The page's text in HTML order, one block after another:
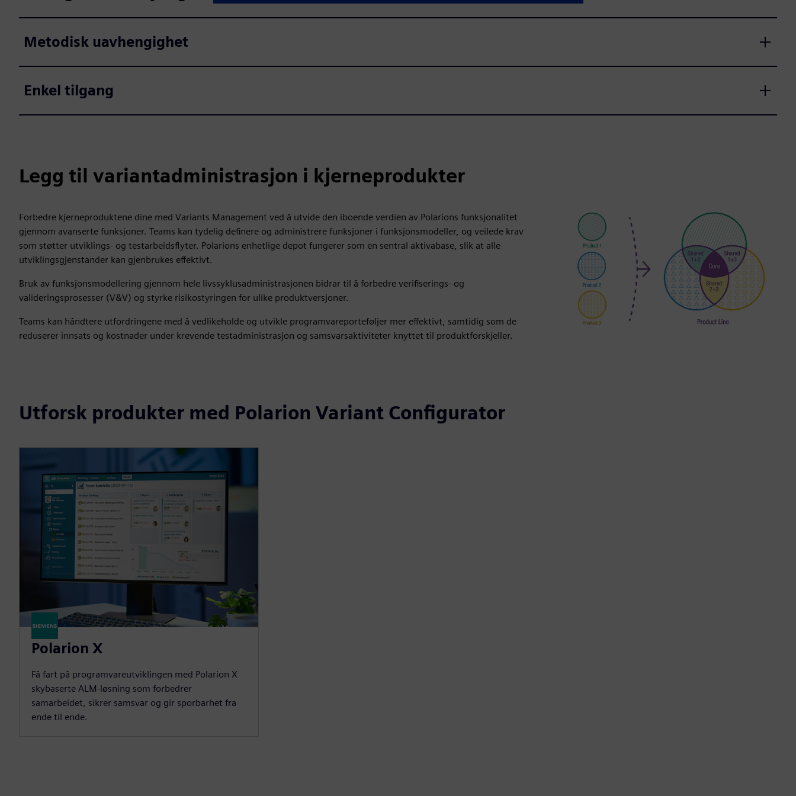
Metodisk uavhengighet
Enkel tilgang
Legg til variantadministrasjon i kjerneprodukter
Forbedre kjerneproduktene dine med Variants Management ved å utvide den iboende verdien av Polarions funksjonalitet
gjennom avanserte funksjoner. Teams kan tydelig definere og administrere funksjoner i funksjonsmodeller, og veilede krav
som støtter utviklings- og testarbeidsflyter. Polarions enhetlige depot fungerer som en sentral aktivabase, slik at alle
utviklingsgjenstander kan gjenbrukes effektivt.
Bruk av funksjonsmodellering gjennom hele livssyklusadministrasjonen bidrar til å forbedre verifiserings- og
valideringsprosesser (V&V) og styrke risikostyringen for ulike produktversjoner.
Teams kan håndtere utfordringene med å vedlikeholde og utvikle programvareporteføljer mer effektivt, samtidig som de
reduserer innsats og kostnader under krevende testadministrasjon og samsvarsaktiviteter knyttet til produktforskjeller.
Utforsk produkter med Polarion Variant Configurator
Polarion X
Få fart på programvareutviklingen med Polarion X
skybaserte ALM-løsning som forbedrer
samarbeidet, sikrer samsvar og gir sporbarhet fra
ende til ende.